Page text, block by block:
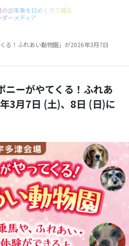
の出来事を日めくりで綴る
ダーメディア
る！ふれあい動物園」が2026年3月7日
ニーがやてくる！ふれあ
3月7日 (土)、8日 (日)に